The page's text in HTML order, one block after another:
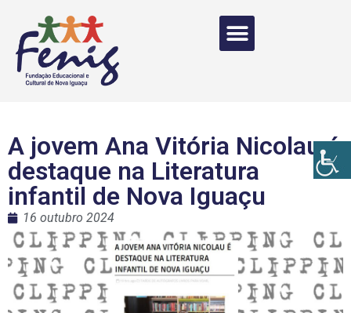
A jovem Ana Vitória Nicolau é
destaque na Literatura
infantil de Nova Iguaçu
16 outubro 2024